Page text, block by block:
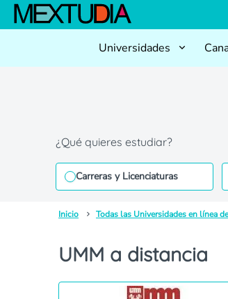
Universidades
¿Qué quieres estudiar?
Carreras y Licenciaturas
Inicio Todas las Universidades en línea
UMM a distancia